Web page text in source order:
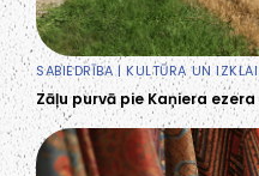
SABIEDRĪBA| KULTŪRA UN
Zāļu purvā pie Kaņiera